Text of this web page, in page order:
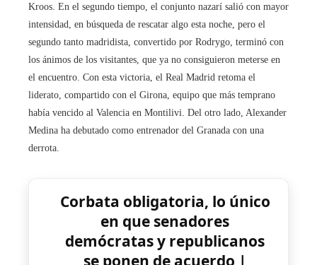
Kroos. En el segundo tiempo, el conjunto nazarí salió con mayor
intensidad, en búsqueda de rescatar algo esta noche, pero el
segundo tanto madridista, convertido por Rodrygo, terminó con
los ánimos de los visitantes, que ya no consiguieron meterse en
el encuentro. Con esta victoria, el Real Madrid retoma el
liderato, compartido con el Girona, equipo que más temprano
había vencido al Valencia en Montilivi. Del otro lado, Alexander
Medina ha debutado como entrenador del Granada con una
derrota.
Corbata obligatoria, lo único
en que senadores
demócratas y republicanos
se ponen de acuerdo |